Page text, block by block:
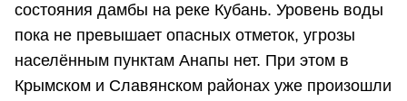
состояния дамбы на реке Кубань. Уровень воды
пока не превышает опасных отметок, угрозы
населённым пунктам Анапы нет. При этом в
Крымском и Славянском районах уже произошли